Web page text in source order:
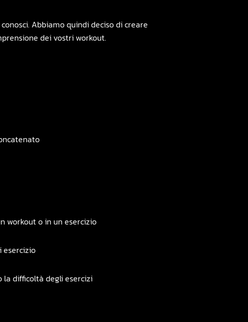
Abbiamo quindi deciso di creare
dei vostri workout.
workout o in un esercizio
esercizio
la difficoltà degli esercizi